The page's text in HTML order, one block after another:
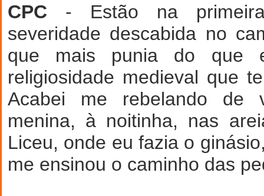
CPC - Estão na
severidade descabida no
que mais punia do que
religiosidade medieval que
Acabei me rebelando de
menina, à noitinha, nas
Liceu, onde eu fazia o
me ensinou o caminho das